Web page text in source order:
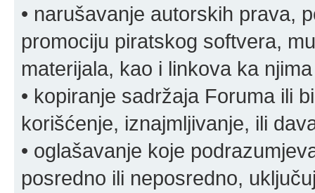
• narušavanje autorskih prava,
promociju piratskog softvera,
materijala, kao i linkova ka njima
• kopiranje sadržaja Foruma ili
korišćenje, iznajmljivanje, ili
• oglašavanje koje
posredno ili neposredno,